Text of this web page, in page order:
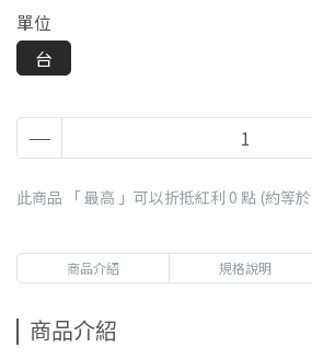
單位
台
此商品 「 最高 」可以折抵紅利 0 點 (約等於
商品介紹 規格說明
商品介紹